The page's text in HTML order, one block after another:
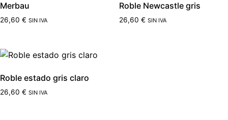
Merbau
26,60 € SIN IVA
Roble Newcastle gris
26,60 € SIN IVA
Roble estado gris claro
26,60 € SIN IVA